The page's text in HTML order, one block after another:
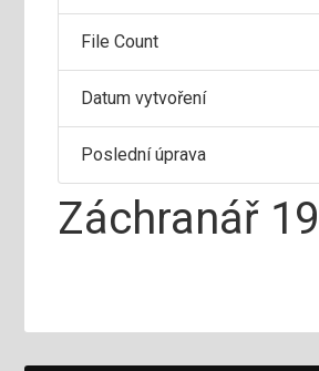
File Count
Datum vytvoření
Poslední úprava
Záchranář